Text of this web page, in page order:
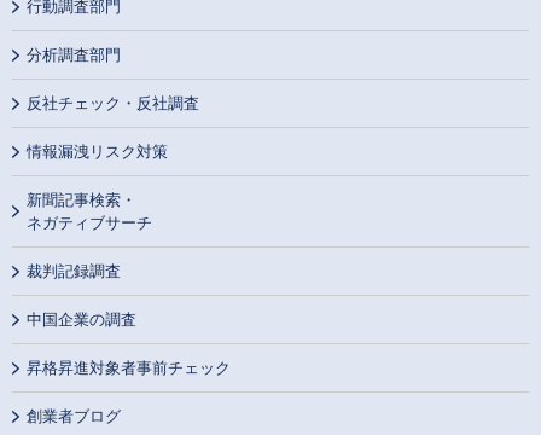
行動調査部門
分析調査部門
反社チェック・反社調査
情報漏洩リスク対策
新聞記事検索・
ネガティブサーチ
裁判記録調査
中国企業の調査
昇格昇進対象者事前チェック
創業者ブログ